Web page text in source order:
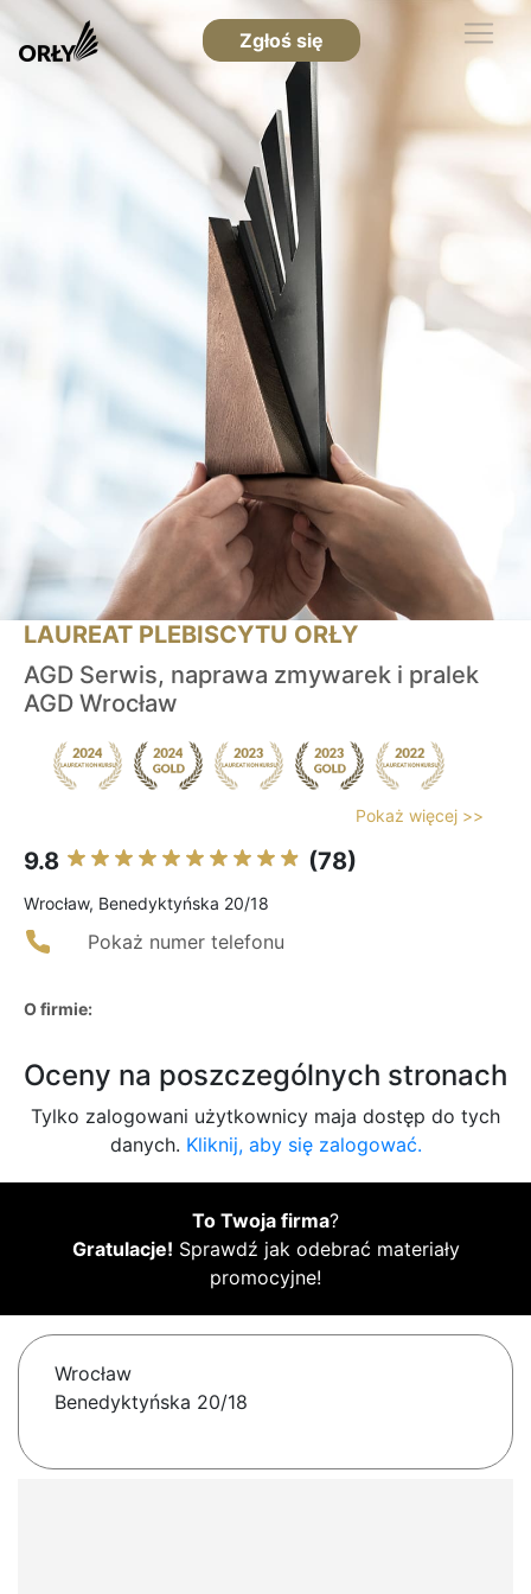
Zgłoś się
LAUREAT PLEBISCYTU ORŁY
AGD Serwis, naprawa zmywarek i pralek
AGD Wrocław
Pokaż więcej >>
9.8 (78)
Wrocław, Benedyktyńska 20/18
Pokaż numer telefonu
O firmie:
Oceny na poszczególnych stronach
Tylko zalogowani użytkownicy maja dostęp do tych
danych. Kliknij, aby się zalogować.
To Twoja firma?
Gratulacje! Sprawdź jak odebrać materiały
promocyjne!
Wrocław
Benedyktyńska 20/18